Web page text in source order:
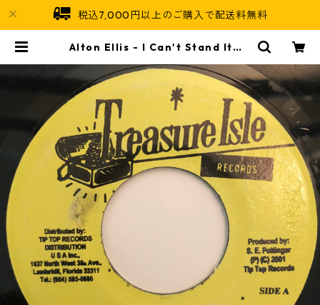
税込7,000円以上のご購入で配送料無料
Alton Ellis - I Can't Stand It【7